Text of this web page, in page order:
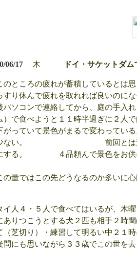
06/17 木 ドイ・サケットダ
ところの疲れが蓄積しているとは
すり休んで疲れを取れれば良い
パソコンで連絡してから、庭の手入
）で食べようと１１時半過ぎに２人
がっていて景色がまるで変わって
ない。 前回とは違ってそ
する。 ４品頼んで景色をお
の量ではこの先どうなるのか多いに
人４・５人で食べてはいるが、木
ありつこうとする犬２匹も相手
（芝切り）・練習して明るい中２
問にも思いながら３３歳でこの世を